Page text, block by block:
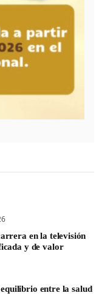
en la televisión
y de valor
entre la salud